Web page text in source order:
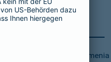
Telearzt
Mit dem